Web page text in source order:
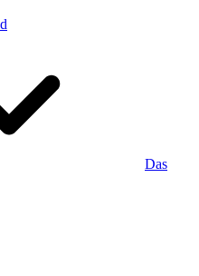
Das